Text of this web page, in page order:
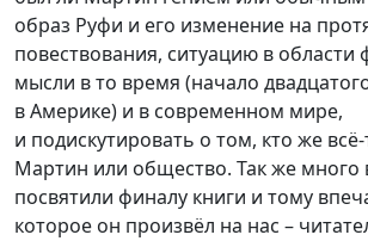
образ Руфи и его изменение на
повествования, ситуацию в области
мысли в то время (начало
в Америке) и в современном мире,
и подискутировать о том, кто же
Мартин или общество. Так же много
посвятили финалу книги и тому
которое он произвёл на нас –